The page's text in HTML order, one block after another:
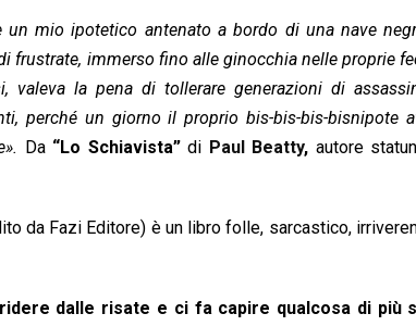
i
n
t
un mio ipotetico antenato a bordo di una nave
frustrate, im­merso fino alle ginocchia nelle proprie
valeva la pena di tollerare generazioni di
perché un giorno il proprio bis-bis-bis-bisnipote
Da “Lo Schiavista”di Paul Beatty, autore
da Fazi Editore) è un libro folle, sarcastico,
ridere dalle risate e ci fa capire qualcosa di